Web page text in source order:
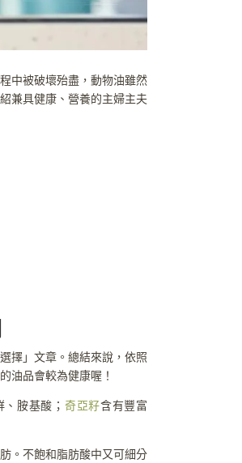
中被破壞殆盡，動物油雖然
兼具健康、營養的主婦主夫
擇」文章。總結來說，依照
油品會較為健康喔！
胺基酸； 奇亞籽含有豐富
。不飽和脂肪酸中又可細分